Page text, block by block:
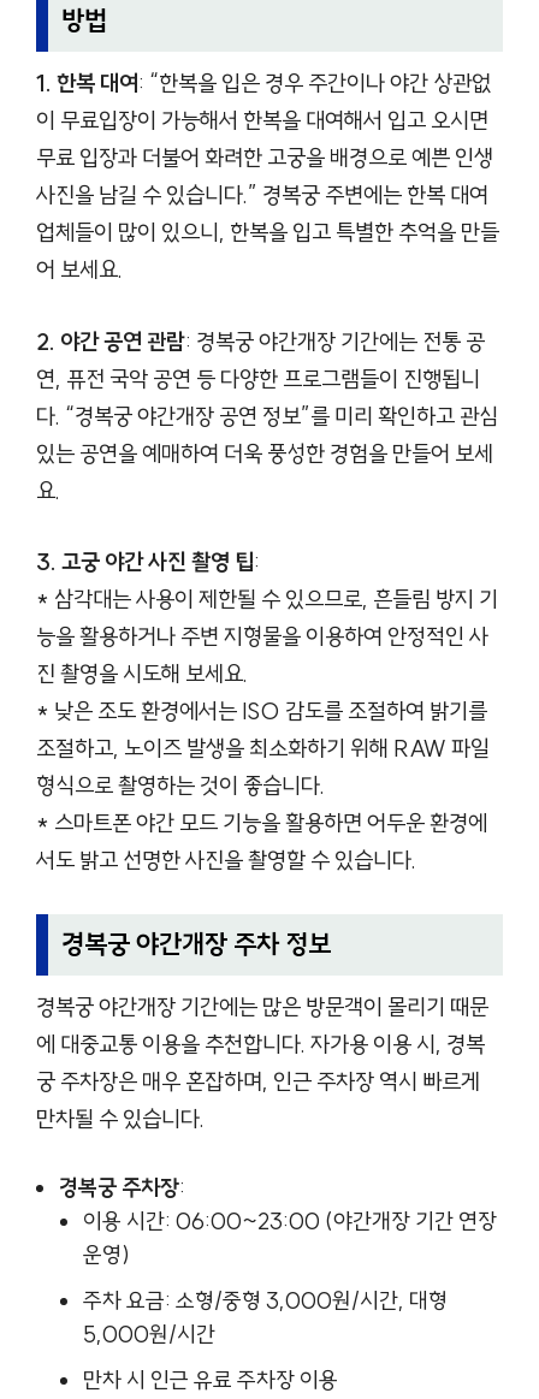
방법
1. 한복 대여: “한복을 입은 경우 주간이나 야간 상관없
이 무료입장이 가능해서 한복을 대여해서 입고 오시면
무료 입장과 더불어 화려한 고궁을 배경으로 예쁜 인생
사진을 남길 수 있습니다.” 경복궁 주변에는 한복 대여
업체들이 많이 있으니, 한복을 입고 특별한 추억을 만들
어 보세요.
2. 야간 공연 관람: 경복궁 야간개장 기간에는 전통 공
연, 퓨전 국악 공연 등 다양한 프로그램들이 진행됩니
다. “경복궁 야간개장 공연 정보”를 미리 확인하고 관심
있는 공연을 예매하여 더욱 풍성한 경험을 만들어 보세
요.
3. 고궁 야간 사진 촬영 팁:
* 삼각대는 사용이 제한될 수 있으므로, 흔들림 방지 기
능을 활용하거나 주변 지형물을 이용하여 안정적인 사
진 촬영을 시도해 보세요.
* 낮은 조도 환경에서는 ISO 감도를 조절하여 밝기를
조절하고, 노이즈 발생을 최소화하기 위해 RAW 파일
형식으로 촬영하는 것이 좋습니다.
* 스마트폰 야간 모드 기능을 활용하면 어두운 환경에
서도 밝고 선명한 사진을 촬영할 수 있습니다.
경복궁 야간개장 주차 정보
경복궁 야간개장 기간에는 많은 방문객이 몰리기 때문
에 대중교통 이용을 추천합니다. 자가용 이용 시, 경복
궁 주차장은 매우 혼잡하며, 인근 주차장 역시 빠르게
만차될 수 있습니다.
경복궁 주차장:
이용 시간: 06:00~23:00 (야간개장 기간 연장
운영)
주차 요금: 소형/중형 3,000원/시간, 대형
5,000원/시간
만차 시 인근 유료 주차장 이용